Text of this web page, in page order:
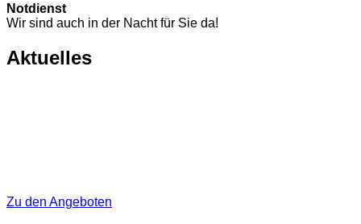
Notdienst
Wir sind auch in der Nacht für Sie da!
Aktuelles
Zu den Angeboten